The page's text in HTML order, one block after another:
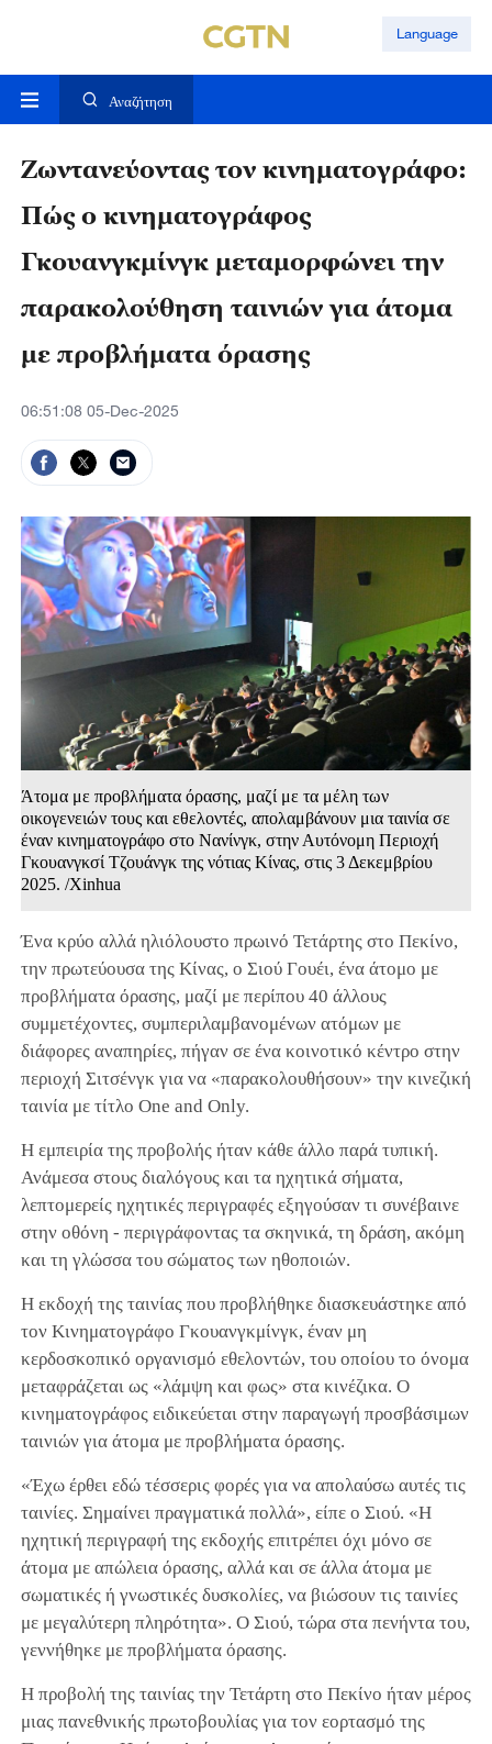
Language
Αναζήτηση
Ζωντανεύοντας τον κινηματογράφο:
Πώς ο κινηματογράφος
Γκουανγκμίνγκ μεταμορφώνει την
παρακολούθηση ταινιών για άτομα
με προβλήματα όρασης
06:51:08 05-Dec-2025
Άτομα με προβλήματα όρασης, μαζί με τα μέλη των
οικογενειών τους και εθελοντές, απολαμβάνουν μια ταινία σε
έναν κινηματογράφο στο Νανίνγκ, στην Αυτόνομη Περιοχή
Γκουανγκσί Τζουάνγκ της νότιας Κίνας, στις 3 Δεκεμβρίου
2025. /Xinhua
Ένα κρύο αλλά ηλιόλουστο πρωινό Τετάρτης στο Πεκίνο,
την πρωτεύουσα της Κίνας, ο Σιού Γουέι, ένα άτομο με
προβλήματα όρασης, μαζί με περίπου 40 άλλους
συμμετέχοντες, συμπεριλαμβανομένων ατόμων με
διάφορες αναπηρίες, πήγαν σε ένα κοινοτικό κέντρο στην
περιοχή Σιτσένγκ για να «παρακολουθήσουν» την κινεζική
ταινία με τίτλο One and Only.
Η εμπειρία της προβολής ήταν κάθε άλλο παρά τυπική.
Ανάμεσα στους διαλόγους και τα ηχητικά σήματα,
λεπτομερείς ηχητικές περιγραφές εξηγούσαν τι συνέβαινε
στην οθόνη - περιγράφοντας τα σκηνικά, τη δράση, ακόμη
και τη γλώσσα του σώματος των ηθοποιών.
Η εκδοχή της ταινίας που προβλήθηκε διασκευάστηκε από
τον Κινηματογράφο Γκουανγκμίνγκ, έναν μη
κερδοσκοπικό οργανισμό εθελοντών, του οποίου το όνομα
μεταφράζεται ως «λάμψη και φως» στα κινέζικα. Ο
κινηματογράφος ειδικεύεται στην παραγωγή προσβάσιμων
ταινιών για άτομα με προβλήματα όρασης.
«Έχω έρθει εδώ τέσσερις φορές για να απολαύσω αυτές τις
ταινίες. Σημαίνει πραγματικά πολλά», είπε ο Σιού. «Η
ηχητική περιγραφή της εκδοχής επιτρέπει όχι μόνο σε
άτομα με απώλεια όρασης, αλλά και σε άλλα άτομα με
σωματικές ή γνωστικές δυσκολίες, να βιώσουν τις ταινίες
με μεγαλύτερη πληρότητα». Ο Σιού, τώρα στα πενήντα του,
γεννήθηκε με προβλήματα όρασης.
Η προβολή της ταινίας την Τετάρτη στο Πεκίνο ήταν μέρος
μιας πανεθνικής πρωτοβουλίας για τον εορτασμό της